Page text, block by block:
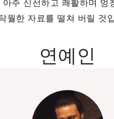
월한 자료를 떨쳐 버릴 것
연예인